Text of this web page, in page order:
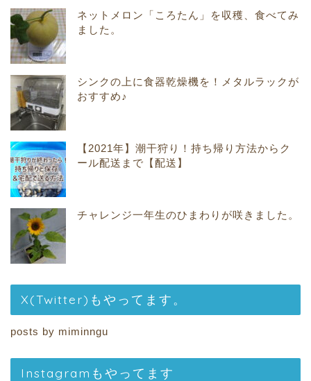
ネットメロン「ころたん」を収穫、食べてみ
ました。
シンクの上に食器乾燥機を！メタルラックが
おすすめ♪
【2021年】潮干狩り！持ち帰り方法からク
ール配送まで【配送】
チャレンジ一年生のひまわりが咲きました。
X(Twitter)もやってます。
posts by miminngu
Instagramもやってます